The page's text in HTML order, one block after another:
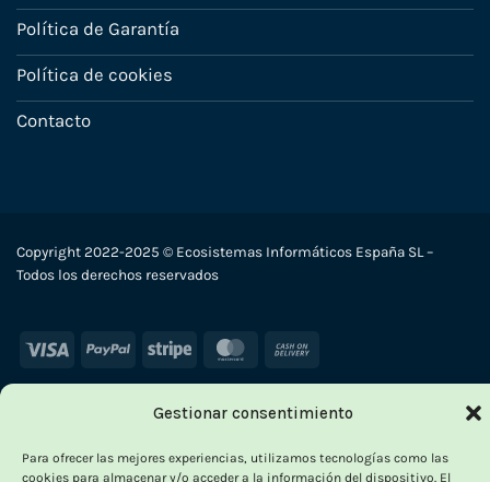
Gestionar consentimiento
Para ofrecer las mejores experiencias, utilizamos tecnologías como las
cookies para almacenar y/o acceder a la información del dispositivo. El
Política de Garantía
Política de cookies
Contacto
Copyright 2022-2025 © Ecosistemas Informáticos España SL –
Todos los derechos reservados
Visa PayPal Stripe MasterCard
Delivery